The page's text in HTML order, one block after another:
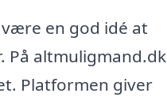
en god idé at
På altmuligmand.dk
Platformen giver